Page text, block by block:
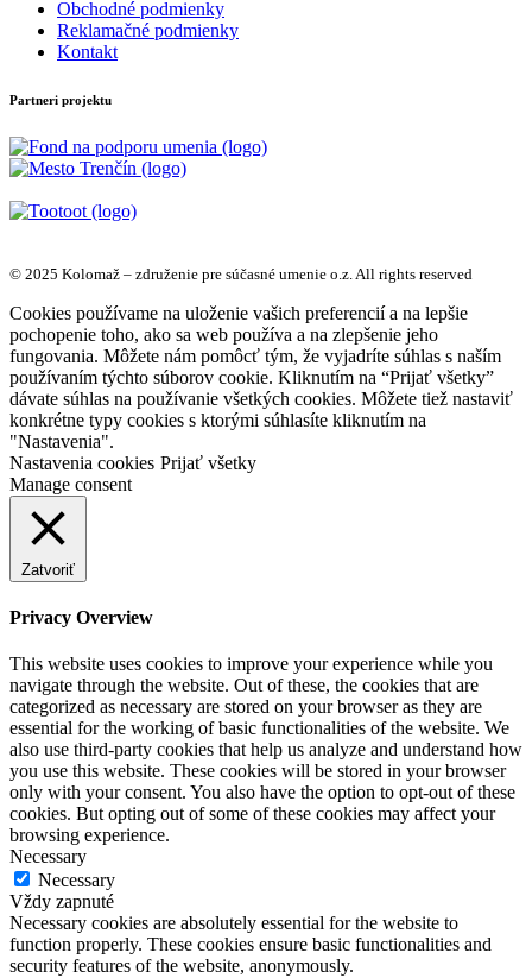
Obchodné podmienky
Reklamačné podmienky
Kontakt
Partneri projektu
© 2025 Kolomaž – združenie pre súčasné umenie o.z. All rights reserved
Cookies používame na uloženie vašich preferencií a na lepšie
pochopenie toho, ako sa web používa a na zlepšenie jeho
fungovania. Môžete nám pomôcť tým, že vyjadríte súhlas s naším
používaním týchto súborov cookie. Kliknutím na “Prijať všetky”
dávate súhlas na používanie všetkých cookies. Môžete tiež nastaviť
konkrétne typy cookies s ktorými súhlasíte kliknutím na
"Nastavenia".
Nastavenia cookies Prijať všetky
Manage consent
Zatvoriť
Privacy Overview
This website uses cookies to improve your experience while you
navigate through the website. Out of these, the cookies that are
categorized as necessary are stored on your browser as they are
essential for the working of basic functionalities of the website. We
also use third-party cookies that help us analyze and understand how
you use this website. These cookies will be stored in your browser
only with your consent. You also have the option to opt-out of these
cookies. But opting out of some of these cookies may affect your
browsing experience.
Necessary
Necessary
Vždy zapnuté
Necessary cookies are absolutely essential for the website to
function properly. These cookies ensure basic functionalities and
security features of the website, anonymously.